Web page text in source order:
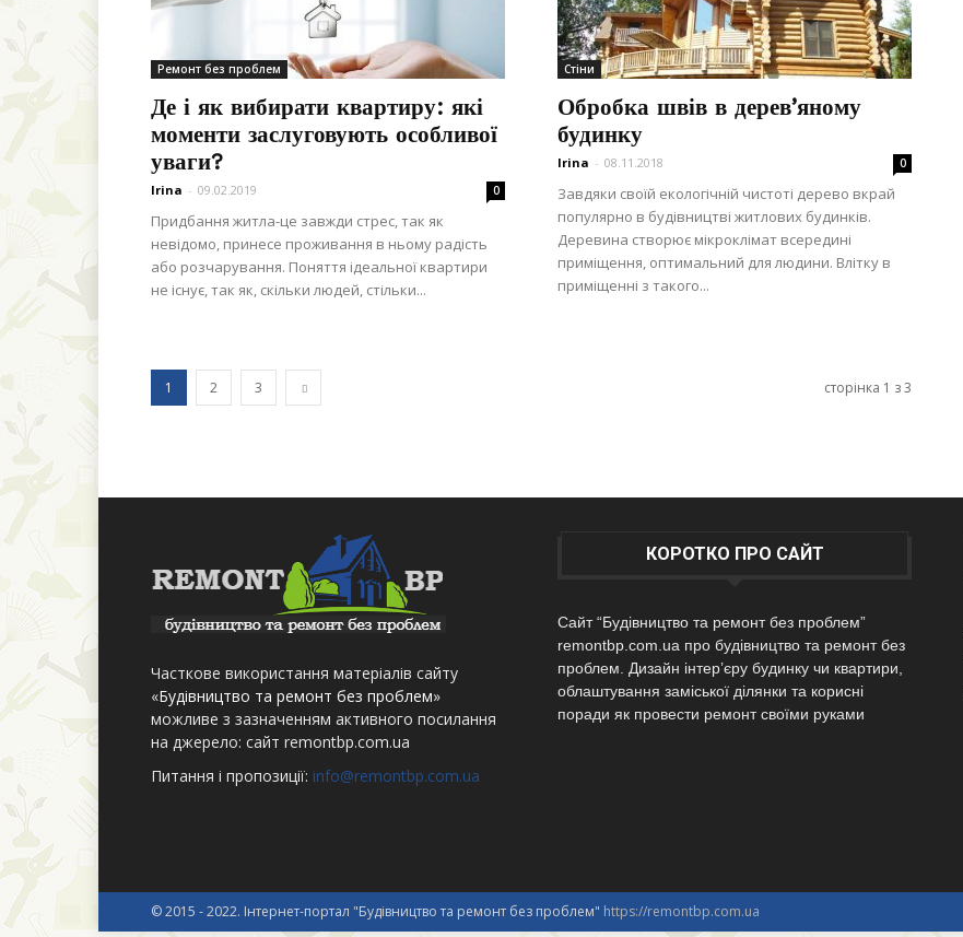
Ремонт без проблем
Де і як вибирати квартиру: які
моменти заслуговують особливої
уваги?
Irina - 09.02.2019 0
Придбання житла-це завжди стрес, так як
невідомо, принесе проживання в ньому радість
або розчарування. Поняття ідеальної квартири
не існує, так як, скільки людей, стільки...
Стіни
Обробка швів в дерев’яному
будинку
Irina - 08.11.2018 0
Завдяки своїй екологічній чистоті дерево вкрай
популярно в будівництві житлових будинків.
Деревина створює мікроклімат всередині
приміщення, оптимальний для людини. Влітку в
приміщенні з такого...
1 2 3 сторінка 1 з 3
Часткове використання матеріалів сайту
«Будівництво та ремонт без проблем»
можливе з зазначенням активного посилання
на джерело: сайт remontbp.com.ua
Питання і пропозиції: info@remontbp.com.ua
КОРОТКО ПРО САЙТ
Сайт “Будівництво та ремонт без проблем”
remontbp.com.ua про будівництво та ремонт без
проблем. Дизайн інтер’єру будинку чи квартири,
облаштування заміської ділянки та корисні
поради як провести ремонт своїми руками
© 2015 - 2022. Інтернет-портал "Будівництво та ремонт без проблем" https://remontbp.com.ua